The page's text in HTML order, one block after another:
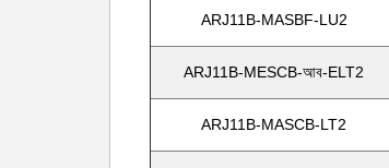
ARJ11B-MASBF-LU2
ARJ11B-MESCB-আব-ELT2
ARJ11B-MASCB-LT2